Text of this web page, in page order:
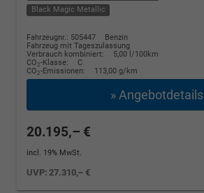
Black Magic Metallic
Fahrzeugnr.: 505447
Benzin
Fahrzeug mit Tageszulassung
Verbrauch kombiniert:
5,00 l/100km
CO2-Klasse:
C
CO2-Emissionen: 113,00 g/km
» Angebotdetails
20.195,– €
incl. 19% MwSt.
UVP:27.310,– €